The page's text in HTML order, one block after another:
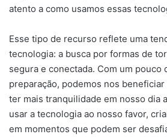
atento a como usamos essas
Esse tipo de recurso reflete uma
tecnologia: a busca por formas de
segura e conectada. Com um pouco
preparação, podemos nos
ter mais tranquilidade em nosso dia
usar a tecnologia ao nosso favor,
em momentos que podem ser